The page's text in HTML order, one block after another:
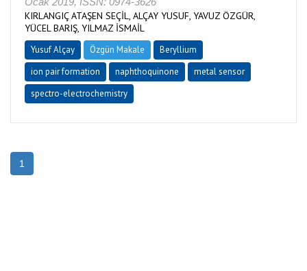
KIRLANGIÇ ATAŞEN SEÇİL, ALÇAY YUSUF, YAVUZ ÖZGÜR,
YÜCEL BARIŞ, YILMAZ İSMAİL
Yusuf Alçay Özgün Makale
Beryllium
ion pair formation
naphthoquinone
metal sensor
spectro-electrochemistry
1